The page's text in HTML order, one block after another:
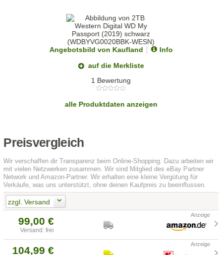
Angebotsbild von Kaufland
Info
auf die Merkliste
1 Bewertung
alle Produktdaten anzeigen
Preisvergleich
Wir verschaffen dir Transparenz beim Online-Shopping. Dazu arbeiten wir
mit vielen Netzwerken zusammen. Wir sind Mitglied des eBay Partner
Network und Amazon-Partner. Wir erhalten eine kleine Vergütung für
Verkäufe, was uns unterstützt, ohne deinen Kaufpreis zu beeinflussen.
zzgl. Versand
99,00 €
Versand: frei
104,99 €